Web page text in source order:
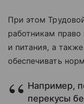
При этом
работникам
и питания, а
обеспечивать
Например,
перекусы